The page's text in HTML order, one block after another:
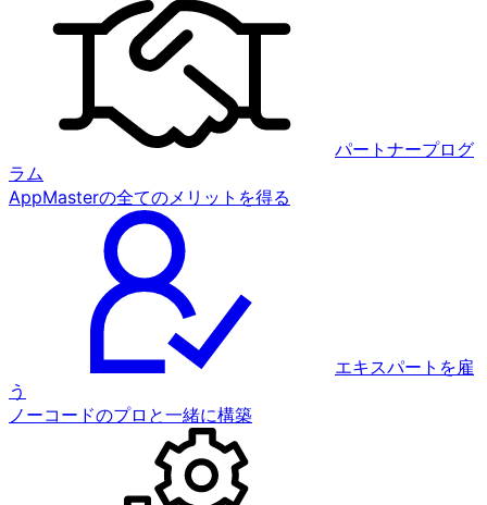
パートナープログ
ラム
AppMasterの全てのメリットを得る
エキスパートを雇
う
ノーコードのプロと一緒に構築